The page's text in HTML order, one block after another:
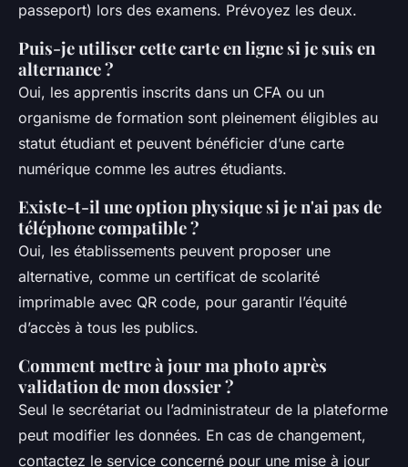
passeport) lors des examens. Prévoyez les deux.
Puis-je utiliser cette carte en ligne si je suis en
alternance ?
Oui, les apprentis inscrits dans un CFA ou un
organisme de formation sont pleinement éligibles au
statut étudiant et peuvent bénéficier d’une carte
numérique comme les autres étudiants.
Existe-t-il une option physique si je n'ai pas de
téléphone compatible ?
Oui, les établissements peuvent proposer une
alternative, comme un certificat de scolarité
imprimable avec QR code, pour garantir l’équité
d’accès à tous les publics.
Comment mettre à jour ma photo après
validation de mon dossier ?
Seul le secrétariat ou l’administrateur de la plateforme
peut modifier les données. En cas de changement,
contactez le service concerné pour une mise à jour